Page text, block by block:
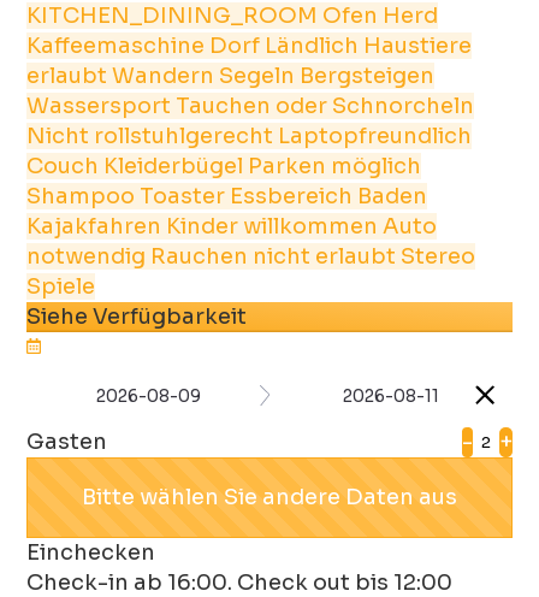
KITCHEN_DINING_ROOM Ofen Herd
Kaffeemaschine Dorf Ländlich Haustiere
erlaubtWandern Segeln Bergsteigen
Wassersport Tauchen oder Schnorcheln
Nicht rollstuhlgerecht Laptopfreundlich
Couch Kleiderbügel Parken möglich
Shampoo Toaster Essbereich Baden
Kajakfahren Kinder willkommenAuto
notwendig Rauchen nicht erlaubt Stereo
Spiele
Siehe Verfügbarkeit
2026-08-09 2026-08-11
Gasten - +
Bitte wählen Sie andere Daten aus
Einchecken
Check-in ab 16:00. Check out bis 12:00